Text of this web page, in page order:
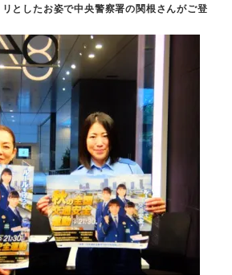
としたお姿で中央警察署の関根さんがご登